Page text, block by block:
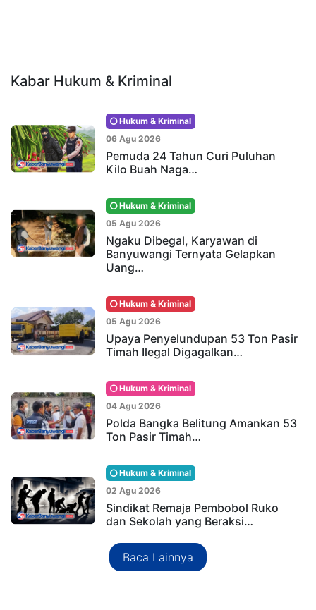
Kabar Hukum & Kriminal
Hukum & Kriminal
06 Agu 2026
Pemuda 24 Tahun Curi Puluhan
Kilo Buah Naga…
Hukum & Kriminal
05 Agu 2026
Ngaku Dibegal, Karyawan di
Banyuwangi Ternyata Gelapkan
Uang…
Hukum & Kriminal
05 Agu 2026
Upaya Penyelundupan 53 Ton Pasir
Timah Ilegal Digagalkan…
Hukum & Kriminal
04 Agu 2026
Polda Bangka Belitung Amankan 53
Ton Pasir Timah…
Hukum & Kriminal
02 Agu 2026
Sindikat Remaja Pembobol Ruko
dan Sekolah yang Beraksi…
Baca Lainnya